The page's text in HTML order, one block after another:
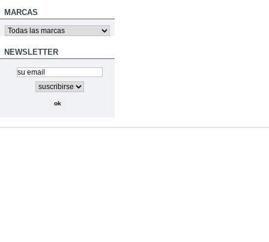
MARCAS
NEWSLETTER